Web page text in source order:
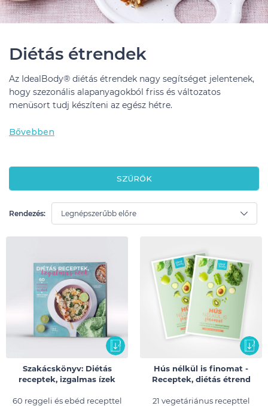
Diétás étrendek
Az IdealBody® diétás étrendek nagy segítséget jelentenek,
hogy szezonális alapanyagokból friss és változatos
menüsort tudj készíteni az egész hétre.
Bővebben
SZŰRŐK
Rendezés:
Szakácskönyv: Diétás
receptek, izgalmas ízek
60 reggeli és ebéd recepttel
Hús nélkül is finomat -
Receptek, diétás étrend
21 vegetáriánus recepttel